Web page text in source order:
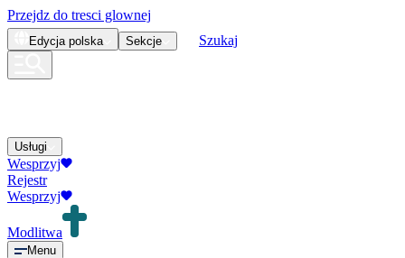
Przejdz do tresci glownej
Edycja polska Sekcje Szukaj
Usługi
Wesprzyj
Rejestr
Wesprzyj
Modlitwa
Menu